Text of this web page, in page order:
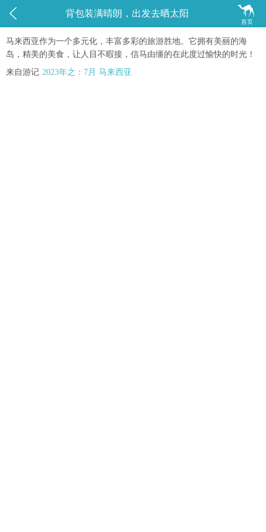
 
首页
背包装满晴朗，出发去晒太阳
马来西亚作为一个多元化，丰富多彩的旅游胜地。它拥有美丽的海
岛，精美的美食，让人目不暇接，信马由缰的在此度过愉快的时光！
来自游记 2023年之：7月 马来西亚